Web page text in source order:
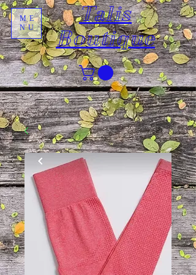
Talis
Boutique
ME
NU